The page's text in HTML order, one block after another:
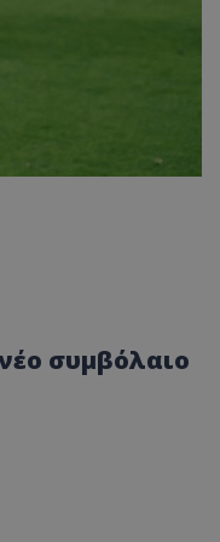
συμβόλαιο